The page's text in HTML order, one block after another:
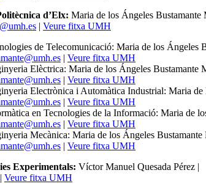
d’Elx: Maria de los Ángeles Bustamante
| Veure fitxa UMH
de Telecomunicació: Maria de los Ángeles
| Veure fitxa UMH
Elèctrica: Maria de los Ángeles Bustamante
| Veure fitxa UMH
Electrònica i Automàtica Industrial: Maria
| Veure fitxa UMH
en Tecnologies de la Informació: Maria de
| Veure fitxa UMH
Mecànica: Maria de los Ángeles Bustamante
| Veure fitxa UMH
Experimentals: Víctor Manuel Quesada Pérez |
| Veure fitxa UMH